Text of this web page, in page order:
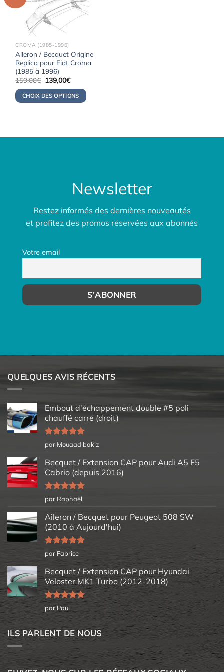
CROMA (1985-1996)
Aileron / Becquet Origine
Replica pour Fiat Croma
(1985 à 1996)
159,00€ Le
initial
était :
159,00€.
139,00€Le
actuel
est :
139,00€.
CHOIX DES OPTIONS
Newsletter
Restez informés des dernières nouveautés
et profitez des promos réservées aux abonnés
Votre email
QUELQUES AVIS RÉCENTS
Embout d'échappement double #5 poli
chauffé carré (droit)
Note5sur
5
par Mouaad bakiz
Becquet / Extension CAP pour Audi A5 F5
Cabrio (depuis 2016)
Note5sur
5
par Raphaël
Aileron / Becquet pour Peugeot 508 SW
(2010 à Aujourd'hui)
Note5sur
5
par Fabrice
Becquet / Extension CAP pour Hyundai
Veloster MK1 Turbo (2012-2018)
Note5sur
5
par Paul
ILS PARLENT DE NOUS